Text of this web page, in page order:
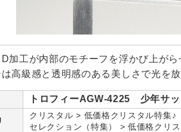
加工が内部のモチーフを浮かび上が
は高級感と透明感のある美しさで光を
トロフィーAGW-4225 少年サッ
クリスタル > 低価格クリスタル特集♪
セレクション（特集） > 低価格クリ